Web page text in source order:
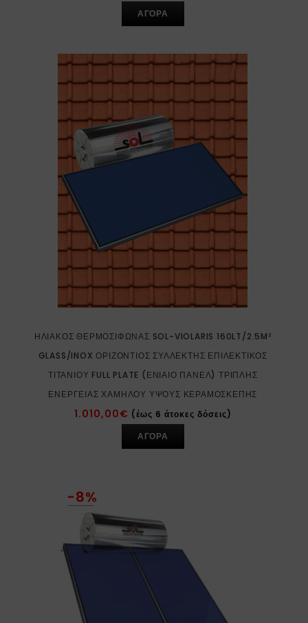
ΑΓΟΡΑ
ΗΛΙΑΚΌΣ ΘΕΡΜΟΣΊΦΩΝΑΣ SOL-VIOLARIS 160LT/2.5M²
GLASS/INOX ΟΡΙΖΌΝΤΙΟΣ ΣΥΛΛΈΚΤΗΣ ΕΠΙΛΕΚΤΙΚΌΣ
ΤΙΤΑΝΊΟΥ FULL PLATE (ΕΝΙΑΊΟ ΠΆΝΕΛ) ΤΡΙΠΛΉΣ
ΕΝΈΡΓΕΙΑΣ ΧΑΜΗΛΟΎ ΎΨΟΥΣ ΚΕΡΑΜΟΣΚΕΠΉΣ
1.010,00€ (έως 6 άτοκες δόσεις)
ΑΓΟΡΑ
-8%